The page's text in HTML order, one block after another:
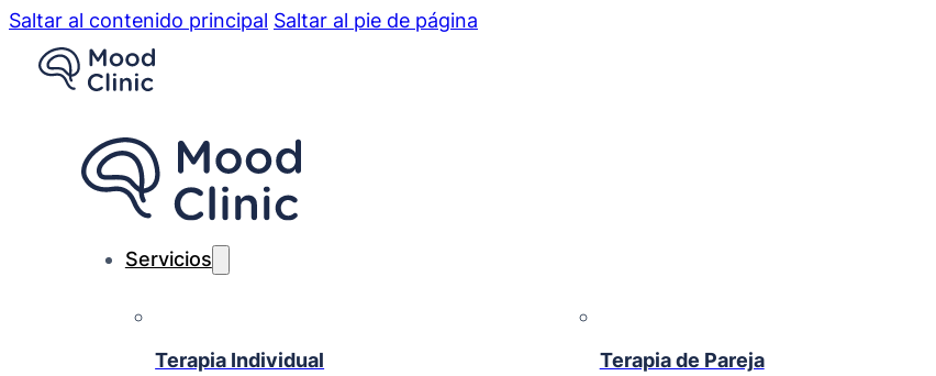
Saltar al contenido principal Saltar al pie de página
Servicios
Terapia Individual Terapia de Pareja